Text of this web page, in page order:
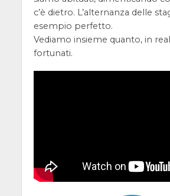
c’è dietro. L’alternanza delle
esempio perfetto.
Vediamo insieme quanto, in
fortunati.